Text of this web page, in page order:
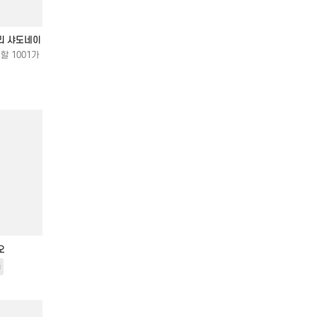
샤도네이
1001가